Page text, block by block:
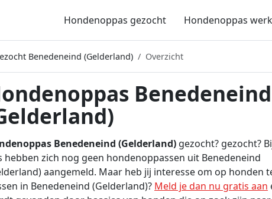
Hondenoppas gezocht Hondenoppas werk
Benedeneind (Gelderland) Overzicht
Benedeneind
Benedeneind (Gelderland) gezocht? gezocht?
hebben zich nog geen hondenoppassen uit Benedeneind
aangemeld. Maar heb jij interesse om op honden
in Benedeneind (Gelderland)? Meld je dan nu gratis aan